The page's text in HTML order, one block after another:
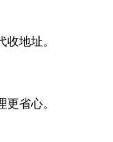
地址。
省心。